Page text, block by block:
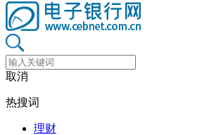
取消
热搜词
理财